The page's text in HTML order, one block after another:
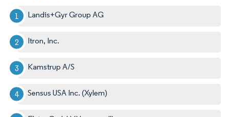
Landis+Gyr Group AG
Itron, Inc.
Kamstrup A/S
Sensus USA Inc. (Xylem)